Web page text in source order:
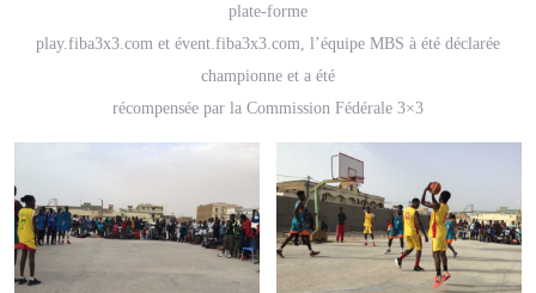
plate-forme
play.fiba3x3.com et évent.fiba3x3.com, l’équipe MBS à été déclarée
championne et a été
récompensée par la Commission Fédérale 3×3